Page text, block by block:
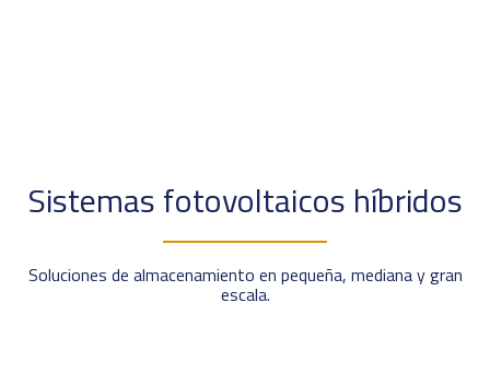
Sistemas fotovoltaicos híbridos
Soluciones de almacenamiento en pequeña, mediana y gran
escala.